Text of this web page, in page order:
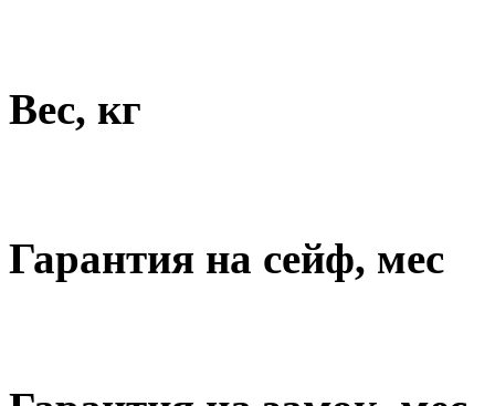
Вес, кг
Гарантия на сейф, мес